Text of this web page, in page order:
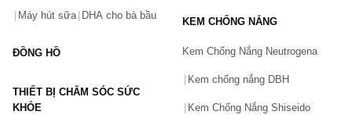
Vấn đề(*)
Máy hút sữa DHA cho bà bầu
ĐỒNG HỒ
THIẾT BỊ CHĂM SÓC SỨC
KHỎE
KEM CHỐNG NẮNG
Kem Chống Nắng Neutrogena
Kem chống nắng DBH
Kem Chống Nắng Shiseido